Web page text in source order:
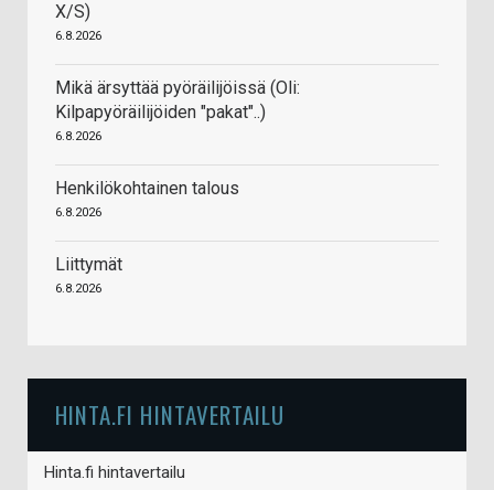
X/S)
6.8.2026
Mikä ärsyttää pyöräilijöissä (Oli:
Kilpapyöräilijöiden "pakat"..)
6.8.2026
Henkilökohtainen talous
6.8.2026
Liittymät
6.8.2026
HINTA.FI HINTAVERTAILU
Hinta.fi hintavertailu